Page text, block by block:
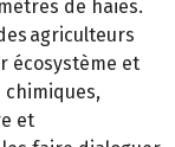
de haies.
agriculteurs
écosystème et
chimiques,
et